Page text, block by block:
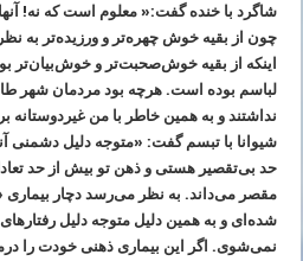
شاگرد با خنده گفت:« معلوم است که نه!
چون از بقیه خوش چهره‌تر و ورزیده‌تر به
اینکه از بقیه خوش‌صحبت‌تر و خوش‌بیان‌تر
لباسم بوده است. هرچه بود مردمان شهر
نداشتند و به همین خاطر با من غیر‌دوستانه
شیوانا با تبسم گفت: «متوجه دلیل دشمنی
حد بی‌تقصیر هستی و ذهن تو بیش از حد
مقصر می‌داند. به نظر می‌رسد دچار بیماری
شده‌ای و به همین دلیل متوجه دلیل
نمی‌شوی. اگر این بیماری ذهنی خودت را